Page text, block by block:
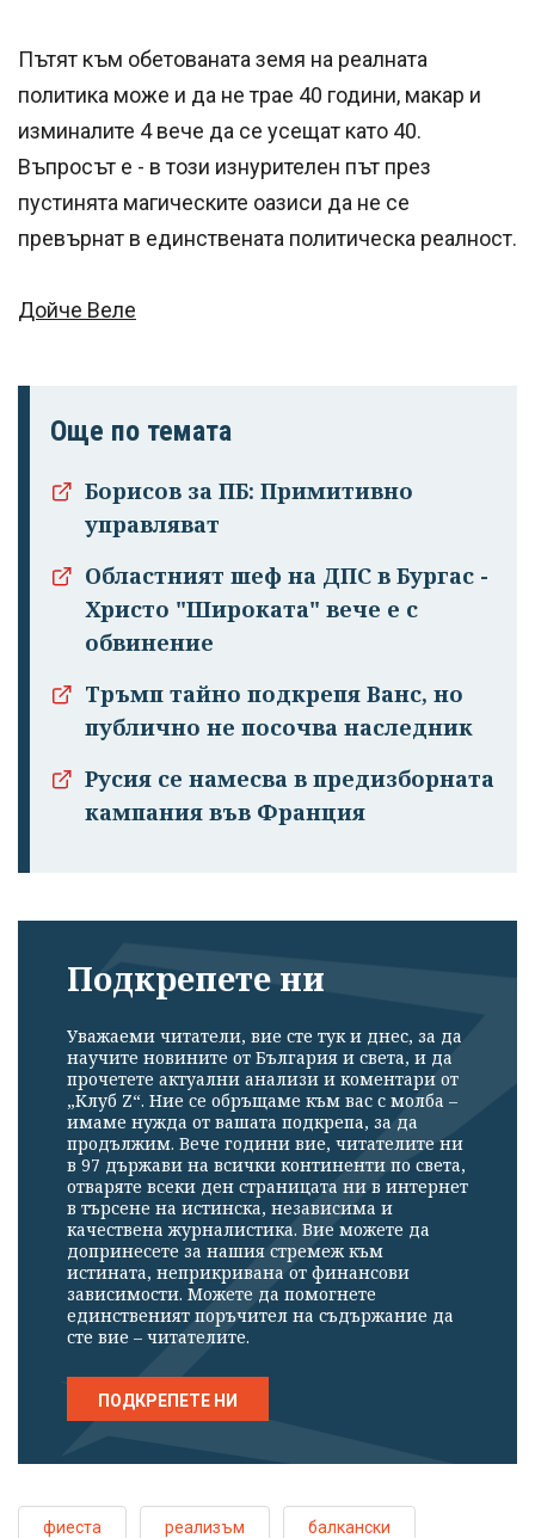
Пътят към обетованата земя на реалната
политика може и да не трае 40 години, макар и
изминалите 4 вече да се усещат като 40.
Въпросът е - в този изнурителен път през
пустинята магическите оазиси да не се
превърнат в единствената политическа реалност.
Дойче Веле
Още по темата
Борисов за ПБ: Примитивно
управляват
Областният шеф на ДПС в Бургас -
Христо "Широката" вече е с
обвинение
Тръмп тайно подкрепя Ванс, но
публично не посочва наследник
Русия се намесва в предизборната
кампания във Франция
Подкрепете ни
Уважаеми читатели, вие сте тук и днес, за да
научите новините от България и света, и да
прочетете актуални анализи и коментари от
„Клуб Z“. Ние се обръщаме към вас с молба –
имаме нужда от вашата подкрепа, за да
продължим. Вече години вие, читателите ни
в 97 държави на всички континенти по света,
отваряте всеки ден страницата ни в интернет
в търсене на истинска, независима и
качествена журналистика. Вие можете да
допринесете за нашия стремеж към
истината, неприкривана от финансови
зависимости. Можете да помогнете
единственият поръчител на съдържание да
сте вие – читателите.
ПОДКРЕПЕТЕ НИ
фиеста реализъм балкански